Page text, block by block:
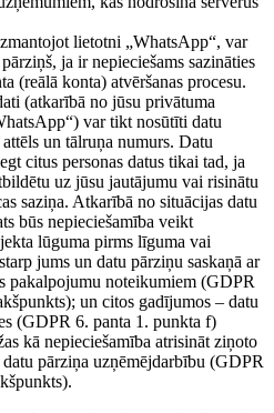
lietotni „WhatsApp“, var
ja ir nepieciešams sazināties
(reālā konta) atvēršanas procesu.
(atkarībā no jūsu privātuma
var tikt nosūtīti datu
un tālruņa numurs. Datu
citus personas datus tikai tad, ja
uz jūsu jautājumu vai risinātu
saziņa. Atkarībā no situācijas datu
būs nepieciešamība veikt
lūguma pirms līguma vai
jums un datu pārziņu saskaņā ar
pakalpojumu noteikumiem (GDPR
un citos gadījumos – datu
(GDPR 6. panta 1. punkta f)
kā nepieciešamība atrisināt ziņoto
pārziņa uzņēmējdarbību (GDPR